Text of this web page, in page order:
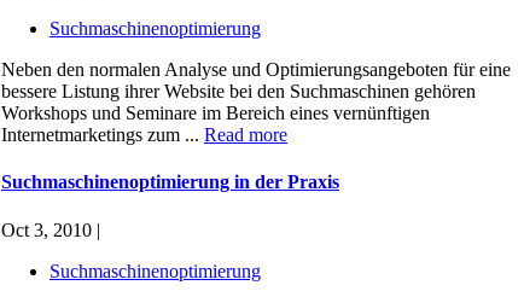
Suchmaschinenoptimierung
Neben den normalen Analyse und Optimierungsangeboten für eine
bessere Listung ihrer Website bei den Suchmaschinen gehören
Workshops und Seminare im Bereich eines vernünftigen
Internetmarketings zum ... Read more
Suchmaschinenoptimierung in der Praxis
Oct 3, 2010 |
Suchmaschinenoptimierung